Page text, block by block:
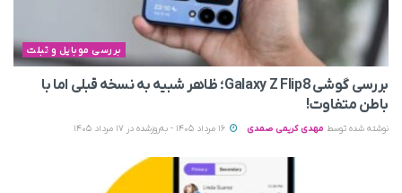
بررسی موبایل و تبلت
بررسی گوشی Galaxy Z Flip8؛ ظاهر شبیه به نسخه قبلی اما با
باطن متفاوت!
نوشته شده توسط مهدی کریمی صمدی